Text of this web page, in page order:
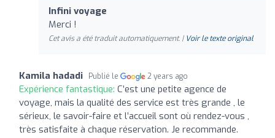
Infini voyage
Merci !
Cet avis a été traduit automatiquement. | Voir le texte original
Kamila hadadi Publié le 2 years ago
Expérience fantastique: C’est une petite agence de
voyage, mais la qualité des service est très grande , le
sérieux, le savoir-faire et l’accueil sont où rendez-vous ,
très satisfaite à chaque réservation. Je recommande.